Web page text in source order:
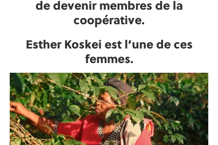
de devenir membres de la
coopérative.
Esther Koskei est l’une de ces
femmes.